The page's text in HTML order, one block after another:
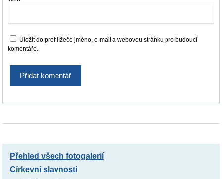
Uložit do prohlížeče jméno, e-mail a webovou stránku pro budoucí
komentáře.
Přehled všech fotogalerií
Církevní slavnosti